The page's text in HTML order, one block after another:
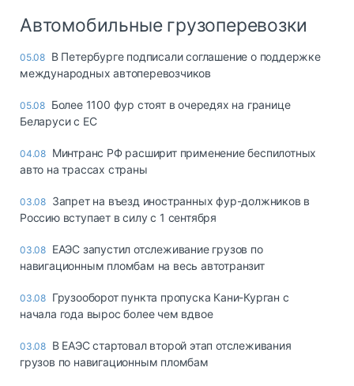
Автомобильные грузоперевозки
05.08 В Петербурге подписали соглашение о поддержке
международных автоперевозчиков
05.08 Более 1100 фур стоят в очередях на границе
Беларуси с ЕС
04.08 Минтранс РФ расширит применение беспилотных
авто на трассах страны
03.08 Запрет на въезд иностранных фур-должников в
Россию вступает в силу с 1 сентября
03.08 ЕАЭС запустил отслеживание грузов по
навигационным пломбам на весь автотранзит
03.08 Грузооборот пункта пропуска Кани-Курган с
начала года вырос более чем вдвое
03.08 В ЕАЭС стартовал второй этап отслеживания
грузов по навигационным пломбам